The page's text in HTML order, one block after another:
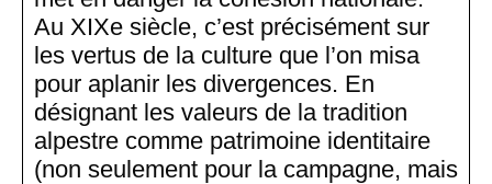
Au XIXe siècle, c’est précisément sur
les vertus de la culture que l’on misa
pour aplanir les divergences. En
désignant les valeurs de la tradition
alpestre comme patrimoine identitaire
(non seulement pour la campagne, mais